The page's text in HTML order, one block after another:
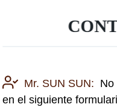
Mr. SUN SUN: No
en el siguiente